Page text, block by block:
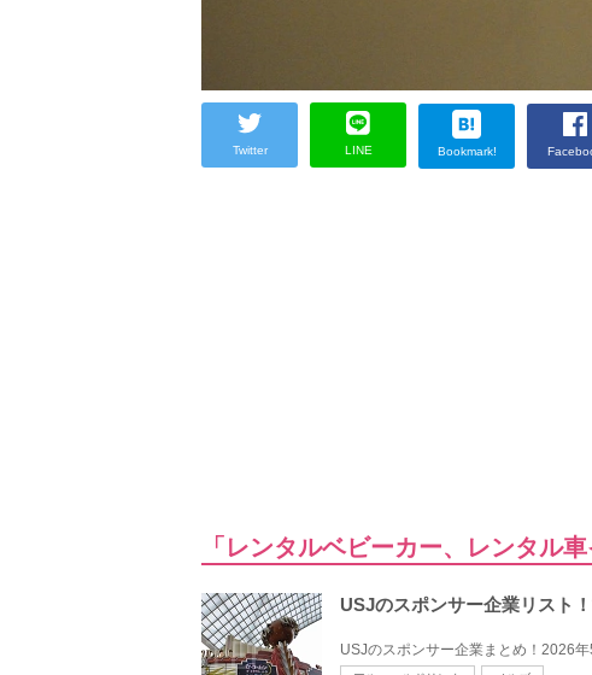
Twitter LINE Bookmark!
「レンタルベビーカー、レンタル
USJのスポンサー企業リスト
USJのスポンサー企業まとめ！2026